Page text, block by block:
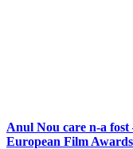
Anul Nou care n-a
European Film Awards